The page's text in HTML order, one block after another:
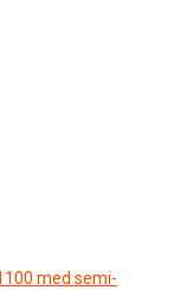
med semi-